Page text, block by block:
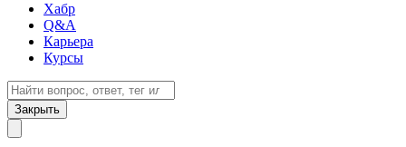
Хабр
Q&A
Карьера
Курсы
Закрыть